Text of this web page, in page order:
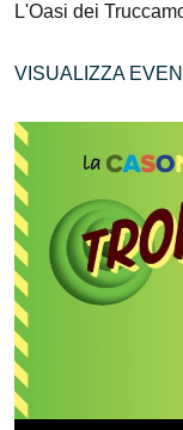
L'Oasi dei
VISUALIZZA